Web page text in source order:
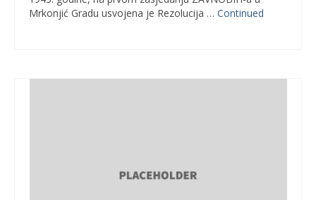
Mrkonjić Gradu usvojena je Rezolucija … Continued